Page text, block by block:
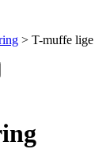
T-muffe lige